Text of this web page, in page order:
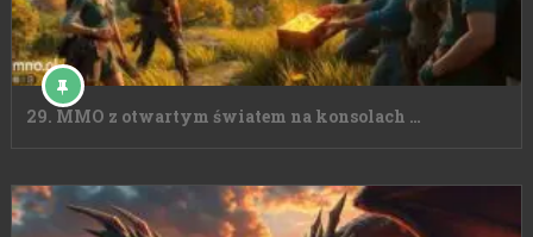
29. MMO z otwartym światem na konsolach …